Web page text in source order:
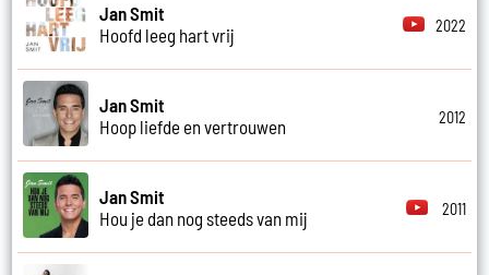
Jan Smit
Hoofd leeg hart vrij
2022
Jan Smit
Hoop liefde en vertrouwen
2012
Jan Smit
Hou je dan nog steeds van mij
2011